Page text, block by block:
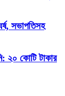
সভাপতিসহ
২০ কোটি টাকার